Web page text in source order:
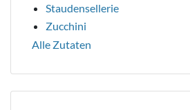
Staudensellerie
Zucchini
Alle Zutaten